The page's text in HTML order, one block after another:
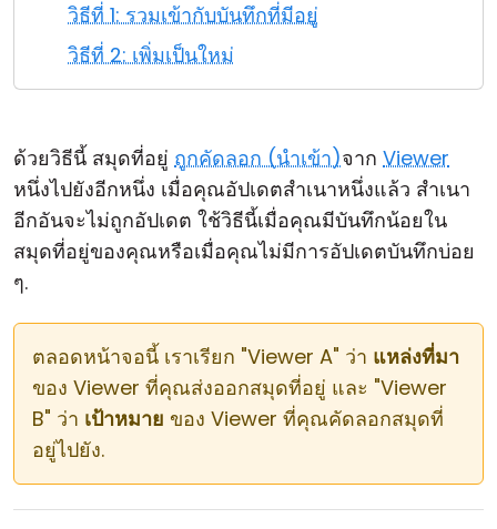
วิธีที่ 1: รวมเข้ากับบันทึกที่มีอยู่
วิธีที่ 2: เพิ่มเป็นใหม่
ด้วยวิธีนี้ สมุดที่อยู่ ถูกคัดลอก (นำเข้า)จาก Viewer
หนึ่งไปยังอีกหนึ่ง เมื่อคุณอัปเดตสำเนาหนึ่งแล้ว สำเนา
อีกอันจะไม่ถูกอัปเดต ใช้วิธีนี้เมื่อคุณมีบันทึกน้อยใน
สมุดที่อยู่ของคุณหรือเมื่อคุณไม่มีการอัปเดตบันทึกบ่อย
ๆ.
ตลอดหน้าจอนี้ เราเรียก "Viewer A" ว่า แหล่งที่มา
ของ Viewer ที่คุณส่งออกสมุดที่อยู่ และ "Viewer
B" ว่า เป้าหมาย ของ Viewer ที่คุณคัดลอกสมุดที่
อยู่ไปยัง.
การกำหนดค่า MSI
คลาวด์ & ออน-พรีมิส